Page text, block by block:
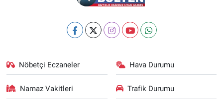
Nöbetçi Eczaneler Hava Durumu
Namaz Vakitleri Trafik Durumu